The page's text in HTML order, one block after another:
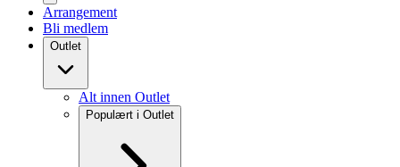
Arrangement
Bli medlem
Outlet
Alt innen Outlet
Populært i Outlet